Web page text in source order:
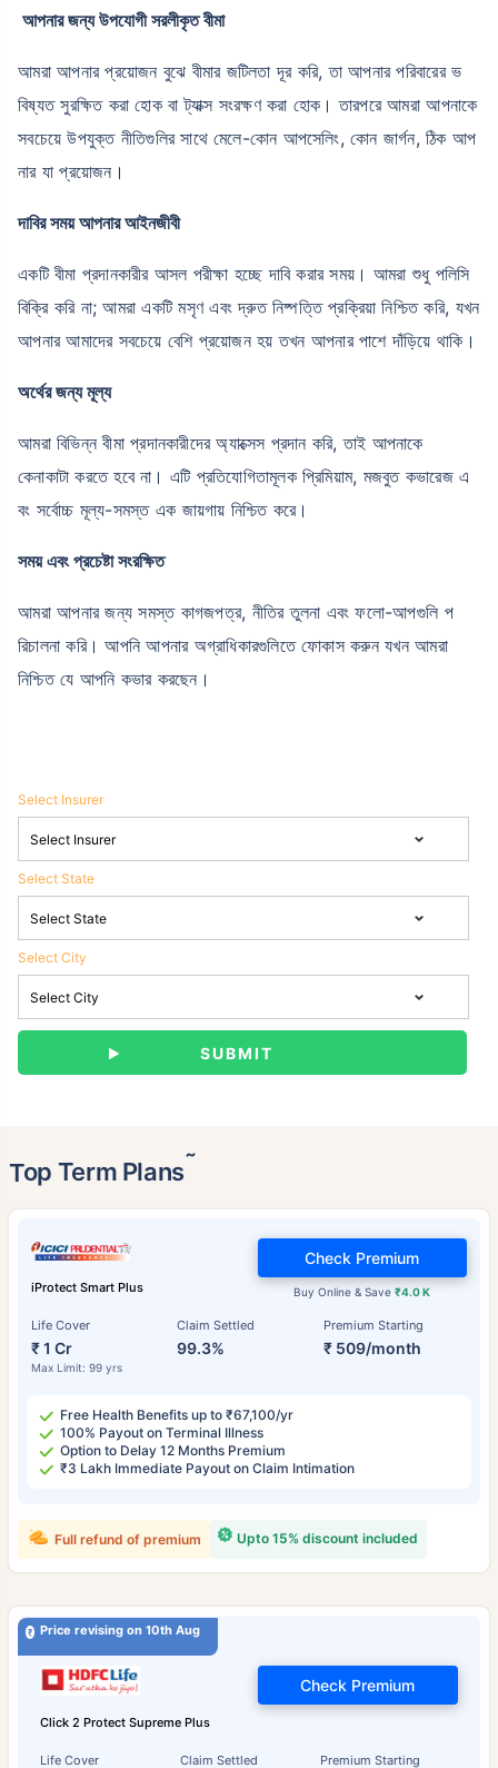
আপনার জন্য উপযোগী সরলীকৃত বীমা
আমরা আপনার প্রয়োজন বুঝে বীমার জটিলতা দূর করি, তা আপনার পরিবারের ভ
বিষ্যত সুরক্ষিত করা হোক বা ট্যাক্স সংরক্ষণ করা হোক। তারপরে আমরা আপনাকে
সবচেয়ে উপযুক্ত নীতিগুলির সাথে মেলে-কোন আপসেলিং, কোন জার্গন, ঠিক আপ
নার যা প্রয়োজন।
দাবির সময় আপনার আইনজীবী
একটি বীমা প্রদানকারীর আসল পরীক্ষা হচ্ছে দাবি করার সময়। আমরা শুধু পলিসি
বিক্রি করি না; আমরা একটি মসৃণ এবং দ্রুত নিষ্পত্তি প্রক্রিয়া নিশ্চিত করি, যখন
আপনার আমাদের সবচেয়ে বেশি প্রয়োজন হয় তখন আপনার পাশে দাঁড়িয়ে থাকি।
অর্থের জন্য মূল্য
আমরা বিভিন্ন বীমা প্রদানকারীদের অ্যাক্সেস প্রদান করি, তাই আপনাকে
কেনাকাটা করতে হবে না। এটি প্রতিযোগিতামূলক প্রিমিয়াম, মজবুত কভারেজ এ
বং সর্বোচ্চ মূল্য-সমস্ত এক জায়গায় নিশ্চিত করে।
সময় এবং প্রচেষ্টা সংরক্ষিত
আমরা আপনার জন্য সমস্ত কাগজপত্র, নীতির তুলনা এবং ফলো-আপগুলি প
রিচালনা করি। আপনি আপনার অগ্রাধিকারগুলিতে ফোকাস করুন যখন আমরা
নিশ্চিত যে আপনি কভার করছেন।
Select Insurer
Select State
Select City
Top Term Plans˜
iProtect Smart Plus
Life Cover
₹ 1 Cr
Max Limit: 99 yrs
Claim Settled
99.3%
Premium Starting
₹ 509/month
Buy Online & Save₹4.0 K
Check Premium
Free Health Benefits up to ₹67,100/yr
100% Payout on Terminal Illness
Option to Delay 12 Months Premium
₹3 Lakh Immediate Payout on Claim Intimation
Upto 15% discount included
Full refund of premium
Price revising on 10th Aug
Click 2 Protect Supreme Plus
Life Cover Claim Settled Premium Starting
Check Premium